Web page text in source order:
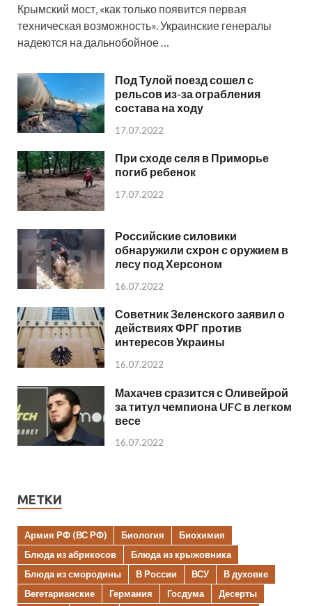
Крымский мост, «как только появится первая
техническая возможность». Украинские генералы
надеются на дальнобойное …
Под Тулой поезд сошел с
рельсов из-за ограбления
состава на ходу
17.07.2022
При сходе селя в Приморье
погиб ребенок
17.07.2022
Российские силовики
обнаружили схрон с оружием в
лесу под Херсоном
16.07.2022
Советник Зеленского заявил о
действиях ФРГ против
интересов Украины
16.07.2022
Махачев сразится с Оливейрой
за титул чемпиона UFC в легком
весе
16.07.2022
МЕТКИ
Армия РФ (ВС РФ) Биология
Биохимия
Блюда из абрикосов
Блюда из крыжовника
Блюда из смородины
В России ВСУ
В духовке
Вегетарианские
Германия Госдума
Десерты